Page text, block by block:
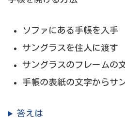
ソファにある手帳を入手
サングラスを住人に渡す
サングラスのフレームの
手帳の表紙の文字からサ
答えは